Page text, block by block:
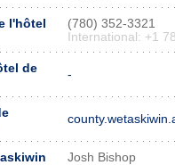
l'hôtel
(780) 352-3321
International: +1
de
-
Josh Bishop